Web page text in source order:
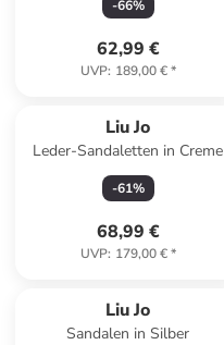
-66%
62,99 €
UVP: 189,00 €*
Liu Jo
Leder-Sandaletten in Creme
-61%
68,99 €
UVP: 179,00 €*
Liu Jo
Sandalen in Silber